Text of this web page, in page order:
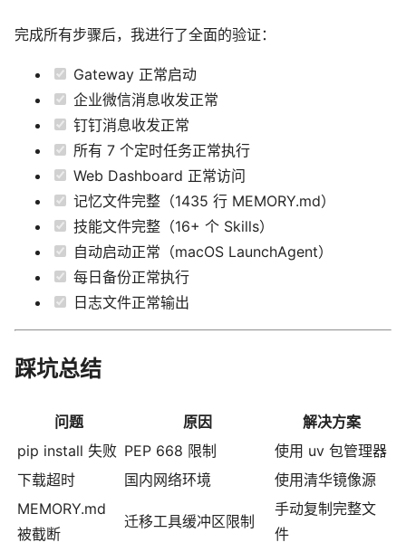
完成所有步骤后，我进行了全面的验证：
Gateway 正常启动
企业微信消息收发正常
钉钉消息收发正常
所有 7 个定时任务正常执行
Web Dashboard 正常访问
记忆文件完整（1435 行 MEMORY.md）
技能文件完整（16+ 个 Skills）
自动启动正常（macOS LaunchAgent）
每日备份正常执行
日志文件正常输出
踩坑总结
问题 原因
解决方案
pip install 失败 PEP 668 限制
使用 uv 包管理器
下载超时
国内网络环境
使用清华镜像源
MEMORY.md
被截断
迁移工具缓冲区限制
手动复制完整文
件